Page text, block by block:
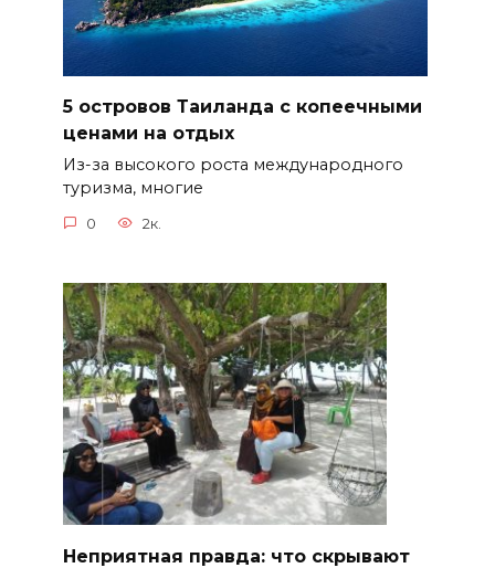
5 островов Таиланда с копеечными
ценами на отдых
Из-за высокого роста международного
туризма, многие
0 2к.
Неприятная правда: что скрывают